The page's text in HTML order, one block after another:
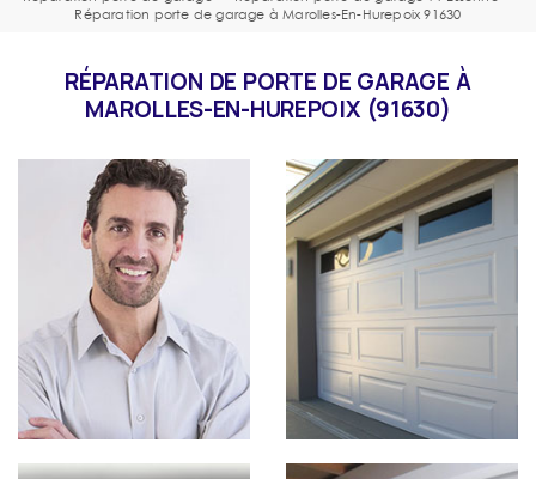
Réparation porte de garage à Marolles-En-Hurepoix 91630
RÉPARATION DE PORTE DE GARAGE À
MAROLLES-EN-HUREPOIX (91630)